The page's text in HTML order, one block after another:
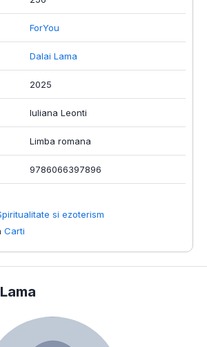
ForYou
Dalai Lama
2025
Iuliana Leonti
Limba romana
9786066397896
si ezoterism
Carti